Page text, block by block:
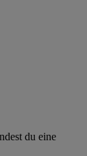
du eine